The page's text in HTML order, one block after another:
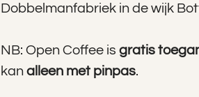
Dobbelmanfabriek in de wijk
NB: Open Coffee is gratis
kan alleen met pinpas.